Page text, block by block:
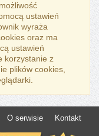
ustawień
wyraża
oraz ma
ustawień
korzystanie z
plików cookies,
O serwisie Kontakt